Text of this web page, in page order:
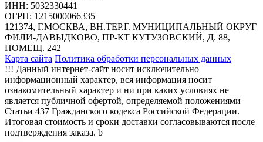
ИНН: 5032330441
ОГРН: 1215000066335
121374, Г.МОСКВА, ВН.ТЕР.Г. МУНИЦИПАЛЬНЫЙ ОКРУГ
ФИЛИ-ДАВЫДКОВО, ПР-КТ КУТУЗОВСКИЙ, Д. 88,
ПОМЕЩ. 242
Карта сайта Политика обработки персональных данных
!!! Данный интернет-сайт носит исключительно
информационный характер, вся информация носит
ознакомительный характер и ни при каких условиях не
является публичной офертой, определяемой положениями
Статьи 437 Гражданского кодекса Российской Федерации.
Итоговая стоимость и сроки доставки согласовываются после
подтверждения заказа. b